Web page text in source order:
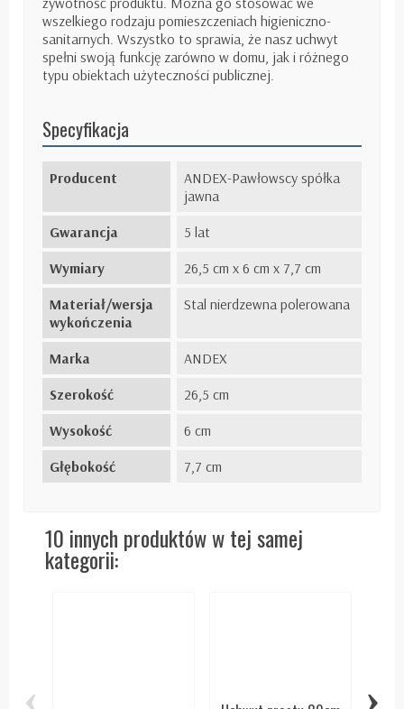
wszelkiego rodzaju pomieszczeniach higieniczno-
sanitarnych. Wszystko to sprawia, że nasz uchwyt
spełni swoją funkcję zarówno w domu, jak i różnego
typu obiektach użyteczności publicznej.
Specyfikacja
Producent
ANDEX-Pawłowscy spółka
jawna
Gwarancja
5 lat
Wymiary
26,5 cm x 6 cm x 7,7 cm
Materiał/wersja
wykończenia
Stal nierdzewna polerowana
Marka
ANDEX
Szerokość
26,5 cm
Wysokość
6 cm
Głębokość
7,7 cm
10 innych produktów w tej samej
kategorii:
‹ ›